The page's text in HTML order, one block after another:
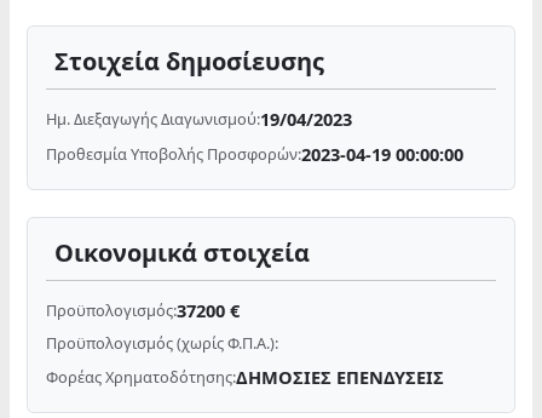
Στοιχεία δημοσίευσης
Ημ. Διεξαγωγής Διαγωνισμού:19/04/2023
Προθεσμία Υποβολής Προσφορών:2023-04-19 00:00:00
Οικονομικά στοιχεία
Προϋπολογισμός:37200 €
Προϋπολογισμός (χωρίς Φ.Π.Α.):
Φορέας Χρηματοδότησης:ΔΗΜΟΣΙΕΣ ΕΠΕΝΔΥΣΕΙΣ